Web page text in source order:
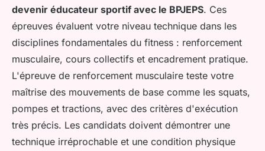
devenir éducateur sportif avec le BPJEPS. Ces
épreuves évaluent votre niveau technique dans les
disciplines fondamentales du fitness : renforcement
musculaire, cours collectifs et encadrement pratique.
L'épreuve de renforcement musculaire teste votre
maîtrise des mouvements de base comme les squats,
pompes et tractions, avec des critères d'exécution
très précis. Les candidats doivent démontrer une
technique irréprochable et une condition physique